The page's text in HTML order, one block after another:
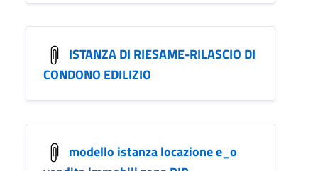
ISTANZA DI RIESAME-RILASCIO DI
CONDONO EDILIZIO
modello istanza locazione e_o